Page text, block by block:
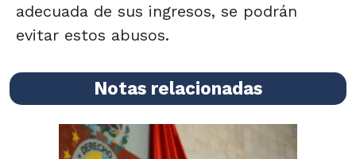
adecuada de sus ingresos, se podrán
evitar estos abusos.
Notas relacionadas